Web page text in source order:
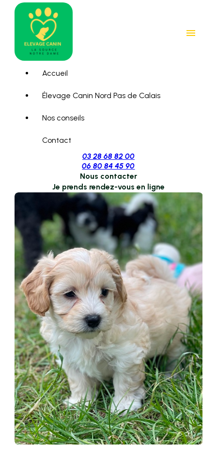
menu
Accueil
Élevage Canin Nord Pas de Calais
Nos conseils
Contact
03 28 68 82 00
06 80 84 45 90
Nous contacter
Je prends rendez-vous en ligne
Panneau de gestion des cookies